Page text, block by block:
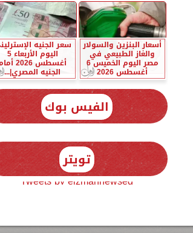
أسعار البنزين والسولار
والغاز الطبيعي في
مصر اليوم الخميس 6
أغسطس 2026
سعر الجنيه
اليوم الأربعاء 5
أغسطس 2026
الجنيه المصري|...
الفيس بوك
تويتر
Tweets by elzmannewseg